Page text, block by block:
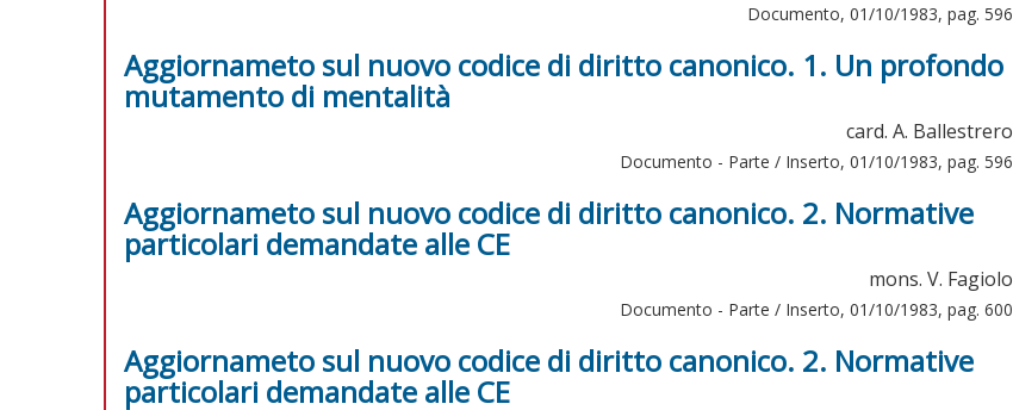
Documento, 01/10/1983, pag. 596
Aggiornameto sul nuovo codice di diritto canonico. 1. Un profondo
mutamento di mentalità
card. A. Ballestrero
Documento - Parte / Inserto, 01/10/1983, pag. 596
Aggiornameto sul nuovo codice di diritto canonico. 2. Normative
particolari demandate alle CE
mons. V. Fagiolo
Documento - Parte / Inserto, 01/10/1983, pag. 600
Aggiornameto sul nuovo codice di diritto canonico. 2. Normative
particolari demandate alle CE